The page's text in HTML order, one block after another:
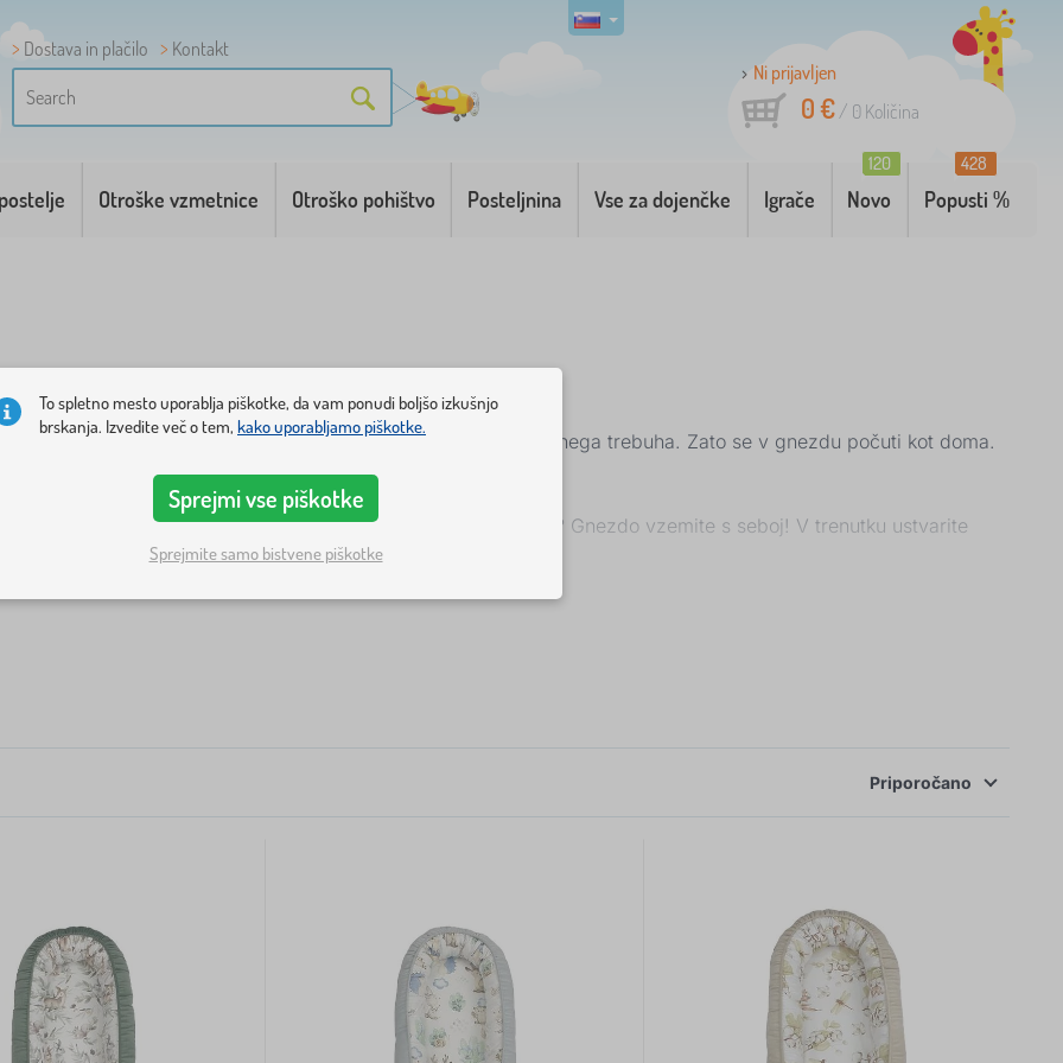
Dostava in plačilo
Kontakt
Ni prijavljen
0 €/ 0 Količina
Otroške vzmetnice Otroško pohištvo Posteljnina Vse za dojenčke Igrače Novo
120
Popusti %
428
. Majhni dojenčki so navajeni na tesen prostor od materinega trebuha. Zato se v gnezdu počuti kot doma.
ki novorojenčka zanesljivo ščitijo pred padcem.
ali samo na posteljo. Se odpravljate na izlet z dojenčkom? Gnezdo vzemite s seboj! V trenutku ustvarite
izberite najlepše.
Priporočano
To spletno mesto uporablja piškotke, da vam ponudi boljšo izkušnjo
brskanja. Izvedite več o tem, kako uporabljamo piškotke.
Sprejmi vse piškotke
Sprejmite samo bistvene piškotke